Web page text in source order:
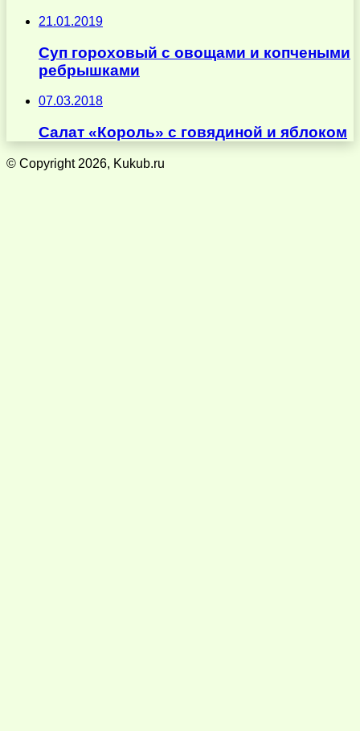
21.01.2019
Суп гороховый с овощами и копчеными
ребрышками
07.03.2018
Салат «Король» с говядиной и яблоком
© Copyright 2026, Kukub.ru